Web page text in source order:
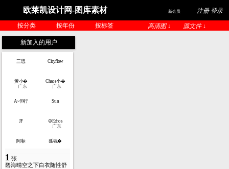
欧莱凯设计网-图库素材 新会员 注册 登录
按分类 按年份 按标签 高清图 ↓ 源文件 ↓
新加入的用户
三思 Cityflow
黄小�
广东
Chaos小�
广东
A~但行 Sun
JF
☮Echos
广东
阿标 孤魂�
1 张
碧海晴空之下白衣随性舒